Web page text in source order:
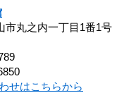
市丸之内一丁目1番1号
せはこちらから